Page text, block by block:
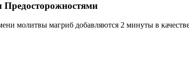
молитвы магриб добавляются 2 минуты в